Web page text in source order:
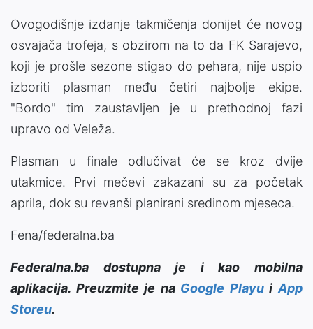
Ovogodišnje izdanje takmičenja donijet će novog
osvajača trofeja, s obzirom na to da FK Sarajevo,
koji je prošle sezone stigao do pehara, nije uspio
izboriti plasman među četiri najbolje ekipe.
"Bordo" tim zaustavljen je u prethodnoj fazi
upravo od Veleža.
Plasman u finale odlučivat će se kroz dvije
utakmice. Prvi mečevi zakazani su za početak
aprila, dok su revanši planirani sredinom mjeseca.
Fena/federalna.ba
Federalna.ba dostupna je i kao mobilna
aplikacija. Preuzmite je na Google PlayuiApp
Storeu.